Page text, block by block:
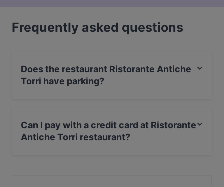
Frequently asked questions
Does the restaurant Ristorante Antiche
Torri have parking?
Can I pay with a credit card at Ristorante
Antiche Torri restaurant?